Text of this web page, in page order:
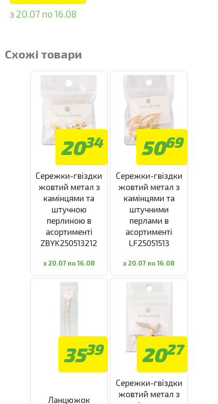
з 20.07 по 16.08
Схожі товари
2034
Сережки-гвіздки
жовтий метал з
камінцями та
штучною
перлиною в
асортименті
ZBYK250513212
з 20.07 по 16.08
5069
Сережки-гвіздки
жовтий метал з
камінцями та
штучними
перлами в
асортименті
LF25051513
з 20.07 по 16.08
3539
Ланцюжок
2027
Сережки-гвіздки
жовтий метал з